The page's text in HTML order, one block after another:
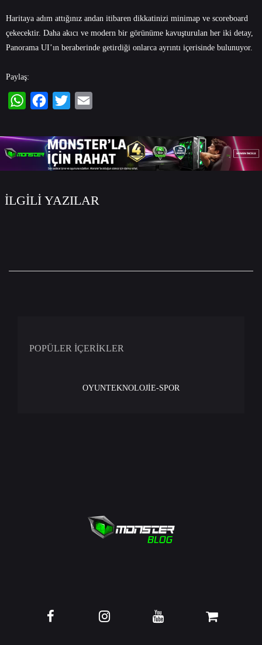
Haritaya adım attığınız andan itibaren dikkatinizi minimap ve scoreboard
çekecektir. Daha akıcı ve modern bir görünüme kavuşturulan her iki detay,
Panorama UI’ın beraberinde getirdiği onlarca ayrıntı içerisinde bulunuyor.
Paylaş:
İLGİLİ YAZILAR
POPÜLER İÇERİKLER
OYUNTEKNOLOJİE-SPOR